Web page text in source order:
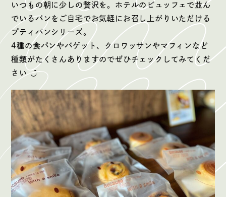
いつもの朝に少しの贅沢を。ホテルのビュッフェで並ん
でいるパンをご自宅でお気軽にお召し上がりいただける
プティパンシリーズ。
4種の食パンやバゲット、クロワッサンやマフィンなど
種類がたくさんありますのでぜひチェックしてみてくだ
さい ◡̈